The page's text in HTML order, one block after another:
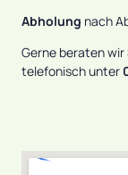
Abholung nach
Gerne beraten wir
telefonisch unter